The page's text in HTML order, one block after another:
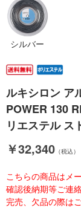
シルバー
ルキシロン ア
POWER 130
リエステル ス
￥32,340 （税込）
こちらの商品はメ
確認後納期等ご連
完売、欠品の際は